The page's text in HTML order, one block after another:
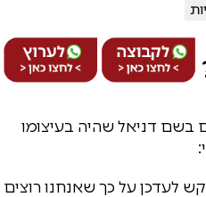
בשם דניאל שהיה בעיצומו
לעדכן על כך שאנחנו רוצים